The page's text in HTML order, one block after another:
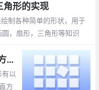
形的实现
制各种简单的形状，用于
，扇形，三角形等知识
css实现自适应正方形的多种方法实现
以
方